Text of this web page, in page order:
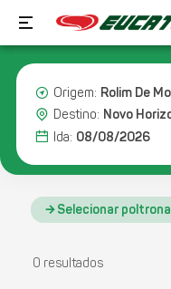
Origem: Rolim De
Destino: Novo
Ida: 08/08/2026
Selecionar
0 resultados